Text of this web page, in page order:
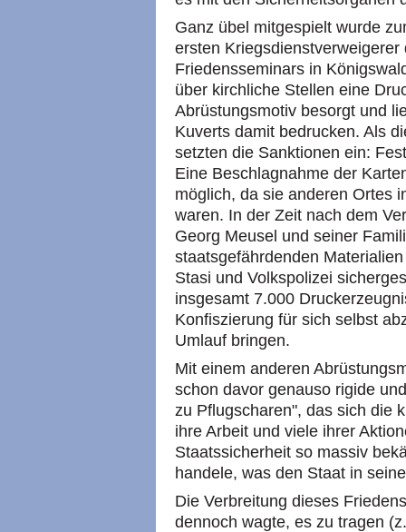
Ganz übel mitgespielt wurde
ersten
Friedensseminars in
über kirchliche Stellen eine
Abrüstungsmotiv besorgt und
Kuverts damit bedrucken. Als
setzten die Sanktionen ein:
Eine Beschlagnahme der
möglich, da sie anderen Ortes
waren. In der Zeit nach dem
Georg Meusel und seiner
staatsgefährdenden
Stasi und Volkspolizei
insgesamt 7.000
Konfiszierung für sich selbst
Umlauf bringen.
Mit einem anderen
schon davor genauso rigide
zu Pflugscharen", das sich die
ihre Arbeit und viele ihrer
Staatssicherheit so massiv
handele, was den Staat in
Die Verbreitung dieses
dennoch wagte, es zu tragen